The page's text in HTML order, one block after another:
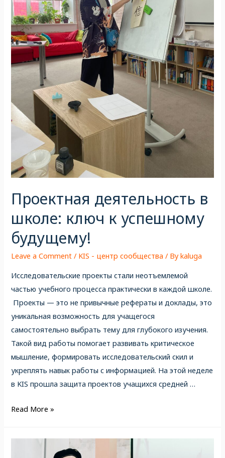
Проектная деятельность в
школе: ключ к успешному
будущему!
Leave a Comment / KIS - центр сообщества / Bykaluga
Исследовательские проекты стали неотъемлемой
частью учебного процесса практически в каждой школе.
Проекты — это не привычные рефераты и доклады, это
уникальная возможность для учащегося
самостоятельно выбрать тему для глубокого изучения.
Такой вид работы помогает развивать критическое
мышление, формировать исследовательский скил и
укреплять навык работы с информацией. На этой неделе
в KIS прошла защита проектов учащихся средней …
Read More »